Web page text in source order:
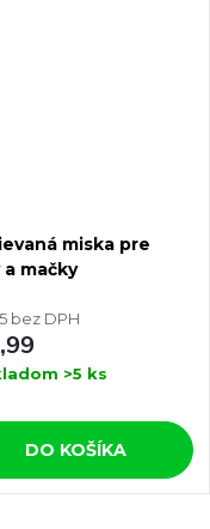
miska pre
a mačky
bez DPH
>5 ks
DO KOŠÍKA